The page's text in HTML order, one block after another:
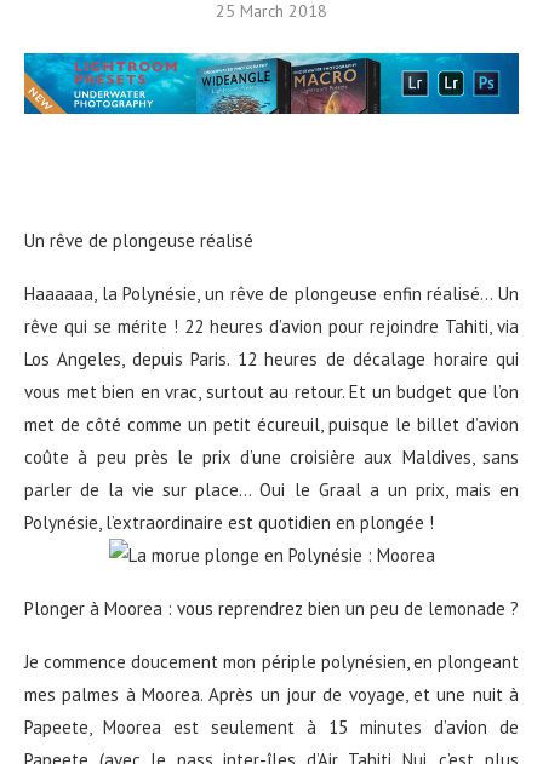
25 March 2018
Un rêve de plongeuse réalisé
Haaaaaa, la Polynésie, un rêve de plongeuse enfin réalisé… Un
rêve qui se mérite ! 22 heures d’avion pour rejoindre Tahiti, via
Los Angeles, depuis Paris. 12 heures de décalage horaire qui
vous met bien en vrac, surtout au retour. Et un budget que l’on
met de côté comme un petit écureuil, puisque le billet d’avion
coûte à peu près le prix d’une croisière aux Maldives, sans
parler de la vie sur place… Oui le Graal a un prix, mais en
Polynésie, l’extraordinaire est quotidien en plongée !
Plonger à Moorea : vous reprendrez bien un peu de lemonade ?
Je commence doucement mon périple polynésien, en plongeant
mes palmes à Moorea. Après un jour de voyage, et une nuit à
Papeete, Moorea est seulement à 15 minutes d’avion de